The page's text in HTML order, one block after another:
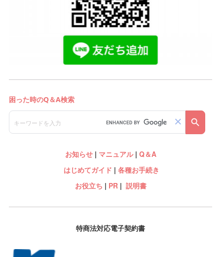
お知らせ| マニュアル| Q＆A
はじめてガイド | 各種お手続き
お役立ち | PR| 説明書
特商法対応電子契約書